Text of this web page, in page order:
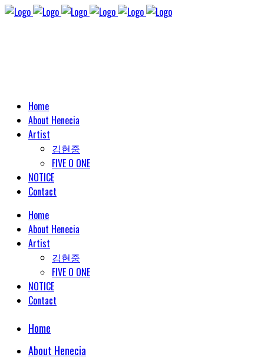
Home
About Henecia
Artist
김현중
FIVE O ONE
NOTICE
Contact
Home
About Henecia
Artist
김현중
FIVE O ONE
NOTICE
Contact
Home
About Henecia